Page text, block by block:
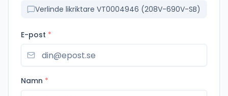
Verlinde likriktare VT0004946 (208V-690V-SB)
E-post *
Namn *